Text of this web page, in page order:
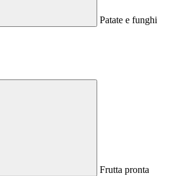
Patate e funghi
Frutta pronta